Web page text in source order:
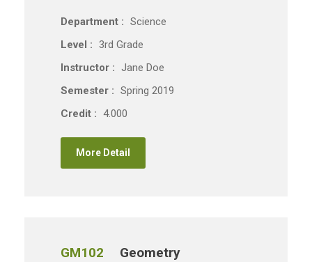
Department : Science
Level : 3rd Grade
Instructor : Jane Doe
Semester : Spring 2019
Credit : 4.000
More Detail
GM102 Geometry